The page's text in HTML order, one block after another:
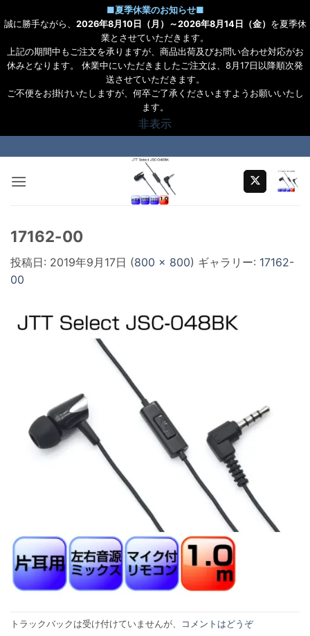
■夏季休業のお知らせ■
誠に勝手ながら、 2026年8月10日（月）～2026年8月14日（金） を夏季休
業とさせていただきます。
上記の期間中もご注文を承りますが、商品出荷及びお問い合わせ対応がお
休みとなります。 休業中にいただきましたご注文は、8月17日以降順次発
送させていただきます。
ご不便をお掛けいたしますが、何卒ご了承くださいますようお願いいたし
ます。
非表示
to
content
17162-00
投稿日: 2019年9月17日 (800 × 800) ギャラリー: 17162-
00
トラックバックは受け付けていませんが、 コメントはどうぞ